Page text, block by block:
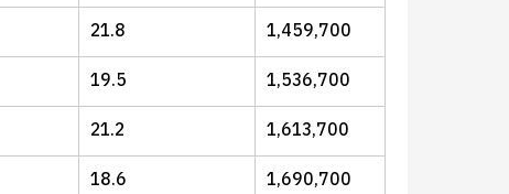
21.8
1,459,700
19.5
1,536,700
21.2
1,613,700
18.6
1,690,700